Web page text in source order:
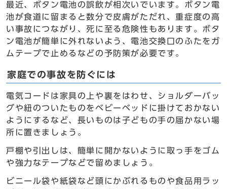
最近、ボタン電池の誤飲が相次いでいます。ボタン電
池が食道に留まると数分で皮膚がただれ、重症度の高
い事故につながり、死に至る危険性もあります。ボタ
ン電池が簡単に外れないよう、電池交換口のふたをガ
ムテープで止めるなどの予防策が必要です。
家庭での事故を防ぐには
電気コードは家具の上や裏をはわせ、ショルダーバッ
グや紐のついたものをベビーベッドに掛けておかない
ようにするなど、長いものは子どもの手の届かない場
所に置きましょう。
戸棚や引出しは、簡単に開かないように取っ手をゴム
や強力なテープなどで留めましょう。
ビニール袋や紙袋など頭にかぶれるものや食品用ラッ